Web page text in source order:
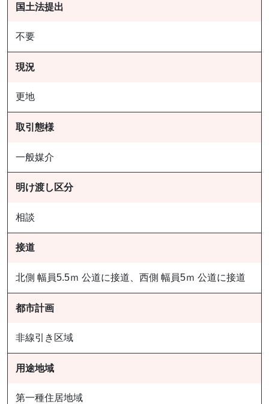
国土法提出
不要
現況
更地
取引態様
一般媒介
明け渡し区分
相談
接道
北側 幅員5.5ｍ 公道に接道、西側 幅員5ｍ 公道に接道
都市計画
非線引き区域
用途地域
第一種住居地域